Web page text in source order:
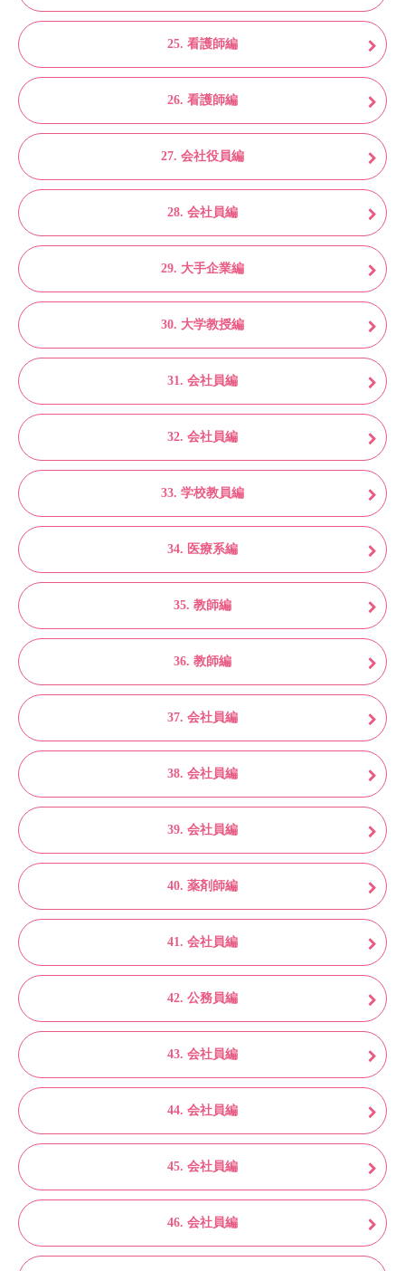
25. 看護師編
26. 看護師編
27. 会社役員編
28. 会社員編
29. 大手企業編
30. 大学教授編
31. 会社員編
32. 会社員編
33. 学校教員編
34. 医療系編
35. 教師編
36. 教師編
37. 会社員編
38. 会社員編
39. 会社員編
40. 薬剤師編
41. 会社員編
42. 公務員編
43. 会社員編
44. 会社員編
45. 会社員編
46. 会社員編